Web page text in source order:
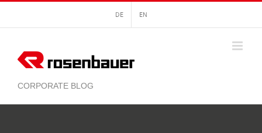
springen
DE EN